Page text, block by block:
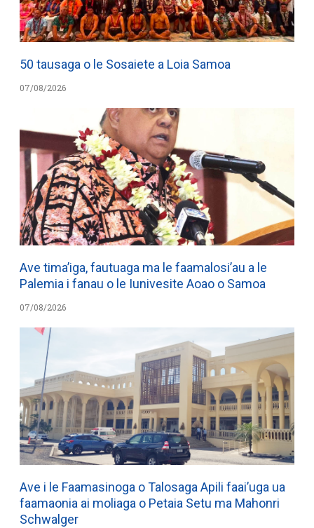
50 tausaga o le Sosaiete a Loia Samoa
07/08/2026
Ave tima’iga, fautuaga ma le faamalosi’au a le
Palemia i fanau o le Iunivesite Aoao o Samoa
07/08/2026
Ave i le Faamasinoga o Talosaga Apili faai’uga ua
faamaonia ai moliaga o Petaia Setu ma Mahonri
Schwalger